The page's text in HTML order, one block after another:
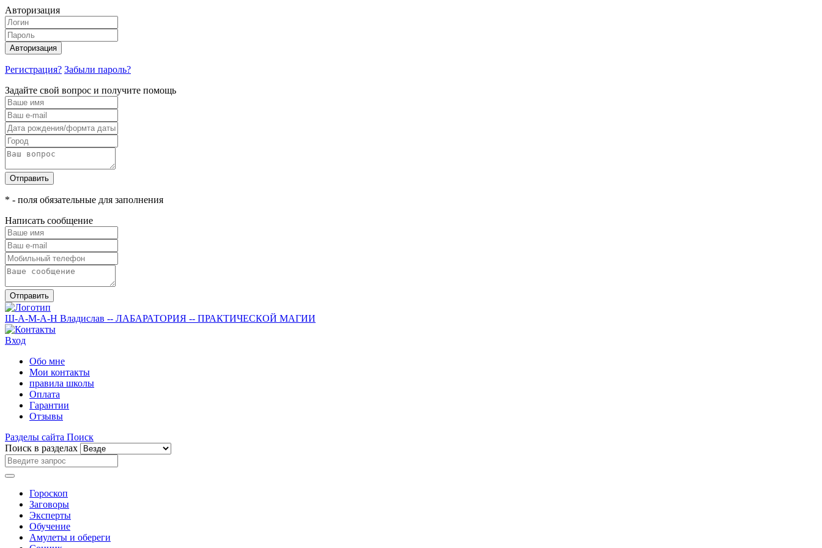
Авторизация
Авторизация
Регистрация? Забыли пароль?
Задайте свой вопрос и получите помощь
Отправить
* - поля обязательные для заполнения
Написать сообщение
Отправить
Ш-А-М-А-Н Владислав -- ЛАБАРАТОРИЯ -- ПРАКТИЧЕСКОЙ МАГИИ
Вход
Обо мне
Мои контакты
правила школы
Оплата
Гарантии
Отзывы
Разделы сайта Поиск
Поиск в разделах
Гороскоп
Заговоры
Эксперты
Обучение
Амулеты и обереги